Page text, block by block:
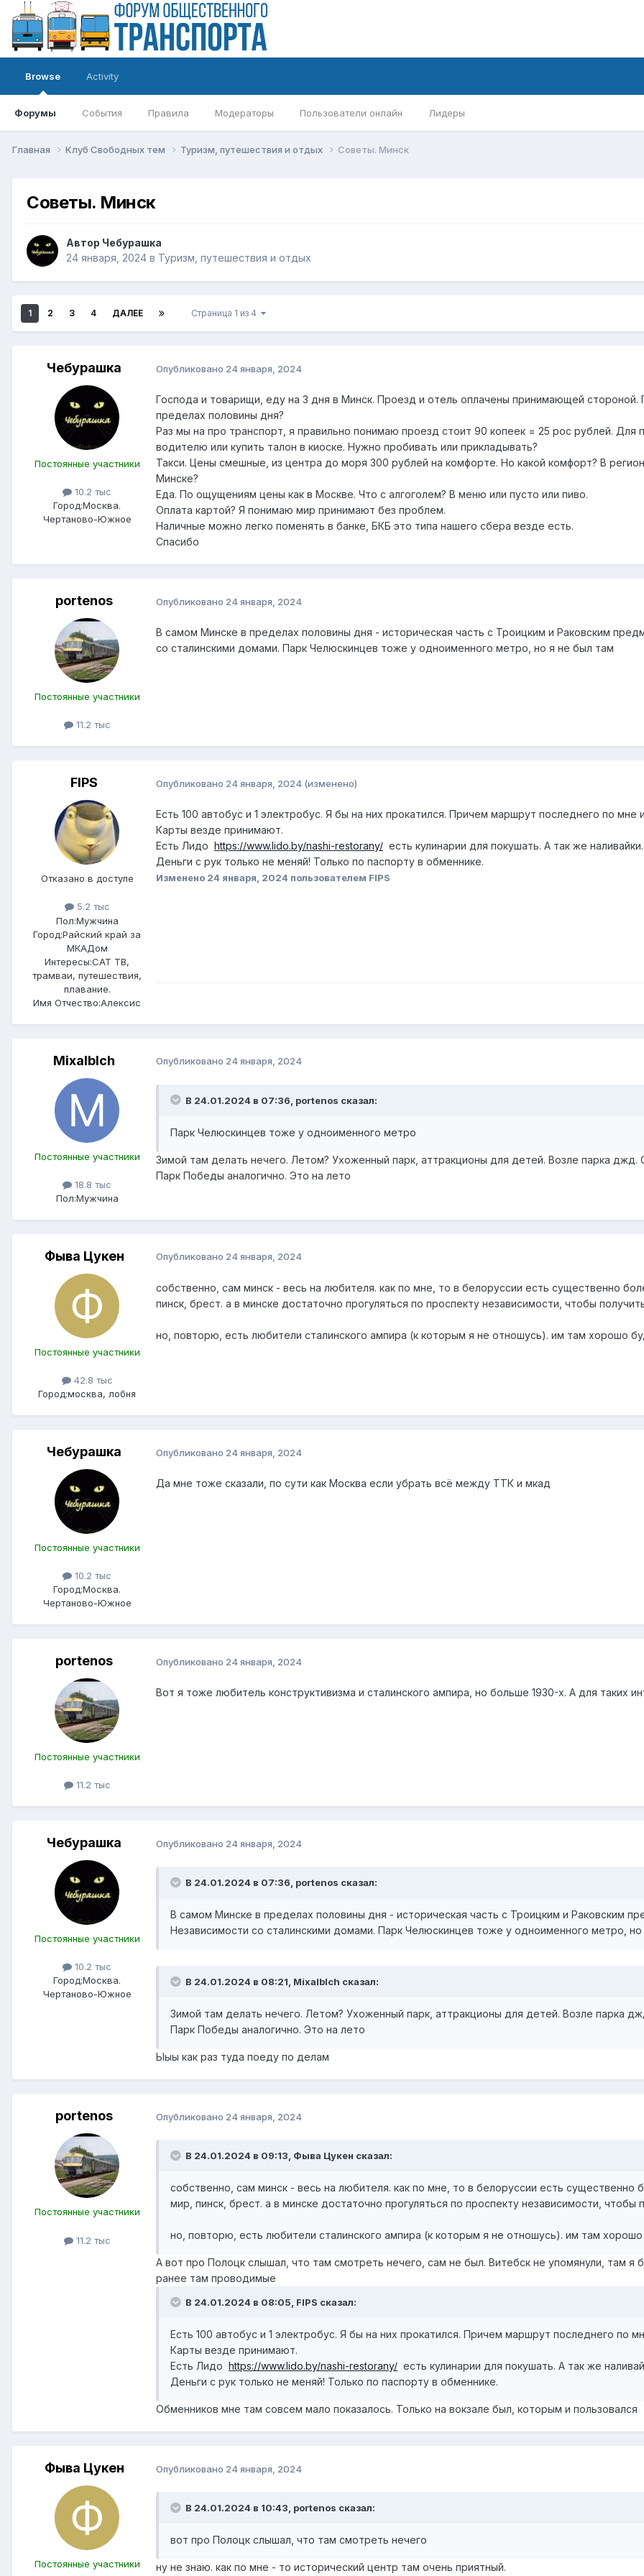
Browse
Форумы События Правила Модераторы Пользователи онлайн Лидеры
Activity
Главная Kлуб Свободных тем Туризм, путешествия и отдых Советы. Минск
Советы. Минск
Автор Чебурашка
24 января, 2024 в Туризм, путешествия и отдых
1 2 3 4 ДАЛЕЕ Страница 1 из 4
Чебурашка
Постоянные участники
10.2 тыс
Город:Москва.
Чертаново-Южное
Опубликовано 24 января, 2024
Господа и товарищи, еду на 3 дня в Минск. Проезд и отель оплачены принимающей
пределах половины дня?
Раз мы на про транспорт, я правильно понимаю проезд стоит 90 копеек = 25 рос рублей.
водителю или купить талон в киоске. Нужно пробивать или прикладывать?
Такси. Цены смешные, из центра до моря 300 рублей на комфорте. Но какой комфорт? В
Минске?
Еда. По ощущениям цены как в Москве. Что с алгоголем? В меню или пусто или пиво.
Оплата картой? Я понимаю мир принимают без проблем.
Наличные можно легко поменять в банке, БКБ это типа нашего сбера везде есть.
Спасибо
portenos
Постоянные участники
11.2 тыс
Опубликовано 24 января, 2024
В самом Минске в пределах половины дня - историческая часть с Троицким и Раковским
со сталинскими домами. Парк Челюскинцев тоже у одноименного метро, но я не был там
FIPS
Отказано в доступе
5.2 тыс
Пол:Мужчина
Город:Райский край за
МКАДом
Интересы:САТ ТВ,
трамваи, путешествия,
плавание.
Имя Отчество:Алексис
Опубликовано 24 января, 2024 (изменено)
Есть 100 автобус и 1 электробус. Я бы на них прокатился. Причем маршрут последнего по мне
Карты везде принимают.
Есть Лидо https://www.lido.by/nashi-restorany/ есть кулинарии для покушать. А так же наливайки.
Деньги с рук только не меняй! Только по паспорту в обменнике.
Изменено 24 января, 2024 пользователем FIPS
Mixalblch
Постоянные участники
18.8 тыс
Пол:Мужчина
Опубликовано 24 января, 2024
В 24.01.2024 в 07:36, portenos сказал:
Парк Челюскинцев тоже у одноименного метро
Зимой там делать нечего. Летом? Ухоженный парк, аттракционы для детей. Возле парка джд.
Парк Победы аналогично. Это на лето
Фыва Цукен
Постоянные участники
42.8 тыс
Город:москва, лобня
Опубликовано 24 января, 2024
собственно, сам минск - весь на любителя. как по мне, то в белоруссии есть существенно
пинск, брест. а в минске достаточно прогуляться по проспекту независимости, чтобы
но, повторю, есть любители сталинского ампира (к которым я не отношусь). им там хорошо
Чебурашка
Постоянные участники
10.2 тыс
Город:Москва.
Чертаново-Южное
Опубликовано 24 января, 2024
Да мне тоже сказали, по сути как Москва если убрать всё между ТТК и мкад
portenos
Постоянные участники
11.2 тыс
Опубликовано 24 января, 2024
Вот я тоже любитель конструктивизма и сталинского ампира, но больше 1930-х. А для таких
Чебурашка
Постоянные участники
10.2 тыс
Город:Москва.
Чертаново-Южное
Опубликовано 24 января, 2024
В 24.01.2024 в 07:36, portenos сказал:
В самом Минске в пределах половины дня - историческая часть с Троицким и Раковским
Независимости со сталинскими домами. Парк Челюскинцев тоже у одноименного метро,
В 24.01.2024 в 08:21, Mixalblch сказал:
Зимой там делать нечего. Летом? Ухоженный парк, аттракционы для детей. Возле парка
Парк Победы аналогично. Это на лето
Ыыы как раз туда поеду по делам
portenos
Постоянные участники
11.2 тыс
Опубликовано 24 января, 2024
В 24.01.2024 в 09:13, Фыва Цукен сказал:
собственно, сам минск - весь на любителя. как по мне, то в белоруссии есть
мир, пинск, брест. а в минске достаточно прогуляться по проспекту независимости, чтобы
но, повторю, есть любители сталинского ампира (к которым я не отношусь). им там хорошо
А вот про Полоцк слышал, что там смотреть нечего, сам не был. Витебск не упомянули, там я
ранее там проводимые
В 24.01.2024 в 08:05, FIPS сказал:
Есть 100 автобус и 1 электробус. Я бы на них прокатился. Причем маршрут последнего по
Карты везде принимают.
Есть Лидо
https://www.lido.by/nashi-restorany/ есть кулинарии для покушать. А так же
Деньги с рук только не меняй! Только по паспорту в обменнике.
Обменников мне там совсем мало показалось. Только на вокзале был, которым и пользовался
Фыва Цукен
Постоянные участники
Опубликовано 24 января, 2024
В 24.01.2024 в 10:43, portenos сказал:
вот про Полоцк слышал, что там смотреть нечего
ну не знаю. как по мне - то исторический центр там очень приятный.